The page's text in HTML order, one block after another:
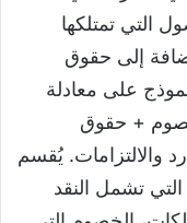
التي تمتلكها
إلى حقوق
على معادلة
+ حقوق
والالتزامات. يُقسم
التي تشمل النقد